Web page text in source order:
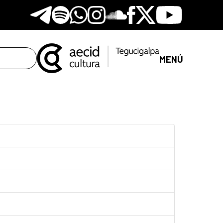
Telegram
SpotifyWhatsapp
Instagram
Soundclore
Facebook
X Youtube
MENÚ